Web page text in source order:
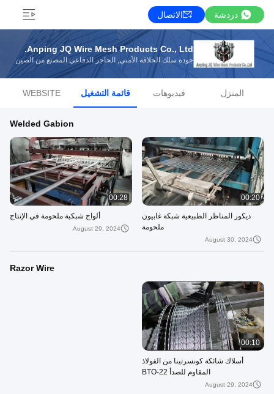
دردشة الاتصال
Anping JQ Wire Mesh Products Co., Ltd.
جودة سلك الحلاقة الأمني, الحاجز الدفاعي المصنع من الصين
المنزل فيديوهات قائمة التشغيل WEBSITE
Welded Gabion
00:20
ديكور المناظر الطبيعية شبكة غابيون
ملحومة
August 30, 2024
00:28
ألواح شبكية ملحومة في الإنتاج
August 29, 2024
Razor Wire
00:10
أسلاك شائكة كونسرتينا من الفولاذ
المقاوم للصدأ BTO-22
August 29, 2024